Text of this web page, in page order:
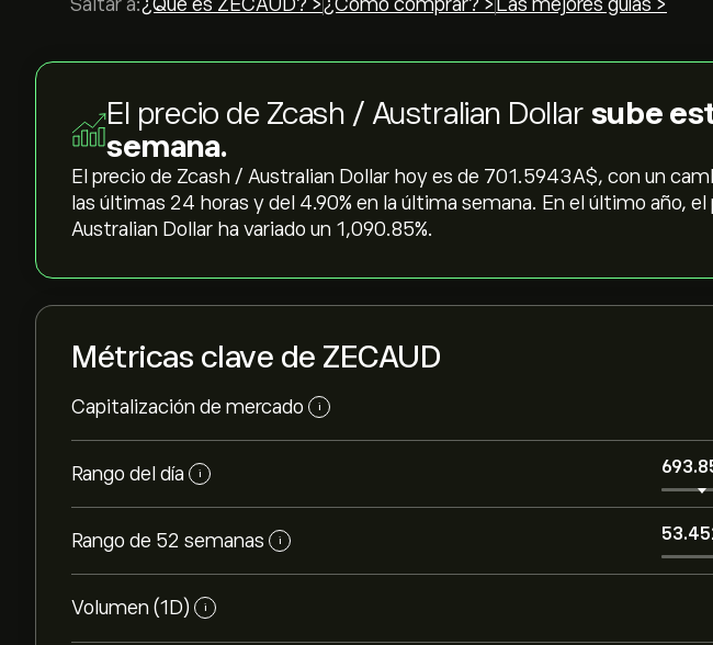
Saltar a:¿Qué es ZECAUD? >¿Cómo comprar? > Las mejores guías >
El precio de Zcash / Australian Dollar sube
semana.
El precio de Zcash / Australian Dollar hoy es de 701.5943‎A$‎, con un
las últimas 24 horas y del ‎4.90‎% en la última semana. En el último año,
Australian Dollar ha variado un ‎1,090.85‎%.
Métricas clave de ZECAUD
Capitalización de mercado i
Rango del día i
Rango de 52 semanas i
Volumen (1D) i